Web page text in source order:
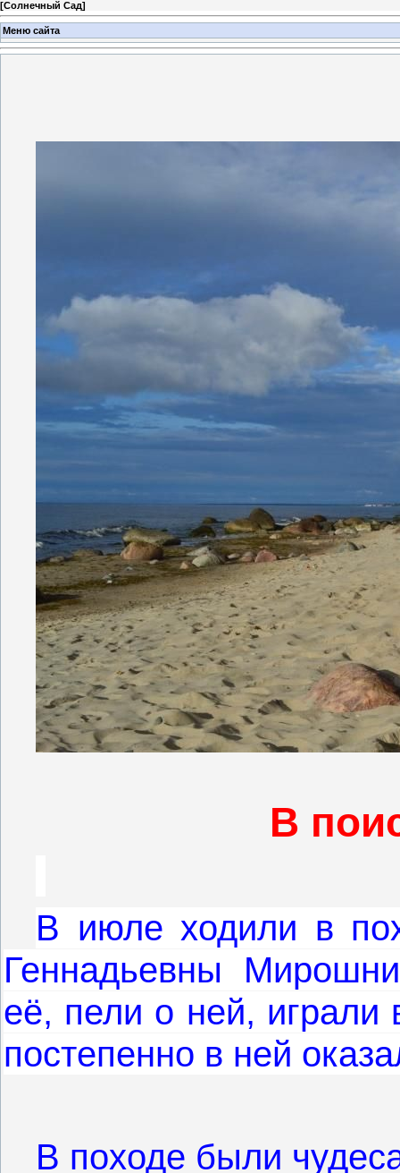
[Солнечный Сад]
Меню сайта
В
В июле ходили в
Геннадьевны
её, пели о ней, играли
постепенно в ней
В походе были